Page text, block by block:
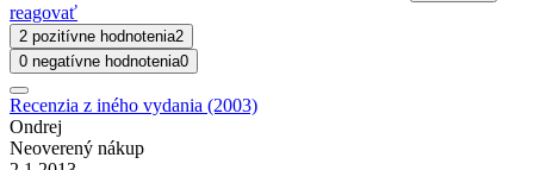
reagovať
2 pozitívne hodnotenia2
0 negatívne hodnotenia0
Recenzia z iného vydania (2003)
Ondrej
Neoverený nákup